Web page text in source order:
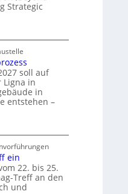
Strategic
soll auf
Ligna in
in
entstehen –
ein
22. bis 25.
Treff an den
und